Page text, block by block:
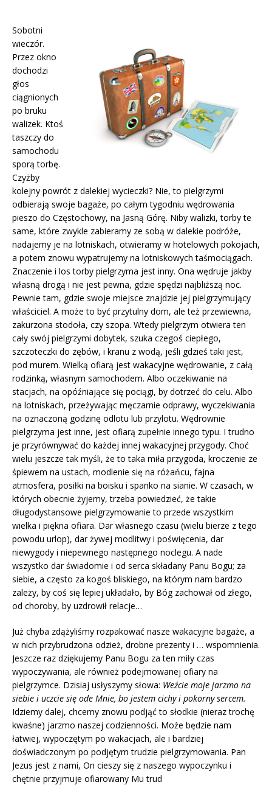
Sobotni
wieczór.
Przez okno
dochodzi
głos
ciągnionych
po bruku
walizek. Ktoś
taszczy do
samochodu
sporą torbę.
Czyżby
kolejny powrót z dalekiej wycieczki? Nie, to pielgrzymi
odbierają swoje bagaże, po całym tygodniu wędrowania
pieszo do Częstochowy, na Jasną Górę. Niby walizki, torby te
same, które zwykle zabieramy ze sobą w dalekie podróże,
nadajemy je na lotniskach, otwieramy w hotelowych pokojach,
a potem znowu wypatrujemy na lotniskowych taśmociągach.
Znaczenie i los torby pielgrzyma jest inny. Ona wędruje jakby
własną drogą i nie jest pewna, gdzie spędzi najbliższą noc.
Pewnie tam, gdzie swoje miejsce znajdzie jej pielgrzymujący
właściciel. A może to być przytulny dom, ale też przewiewna,
zakurzona stodoła, czy szopa. Wtedy pielgrzym otwiera ten
cały swój pielgrzymi dobytek, szuka czegoś ciepłego,
szczoteczki do zębów, i kranu z wodą, jeśli gdzieś taki jest,
pod murem. Wielką ofiarą jest wakacyjne wędrowanie, z całą
rodzinką, własnym samochodem. Albo oczekiwanie na
stacjach, na opóźniające się pociągi, by dotrzeć do celu. Albo
na lotniskach, przeżywając męczarnie odprawy, wyczekiwania
na oznaczoną godzinę odlotu lub przylotu. Wędrownie
pielgrzyma jest inne, jest ofiarą zupełnie innego typu. I trudno
je przyrównywać do każdej innej wakacyjnej przygody. Choć
wielu jeszcze tak myśli, że to taka miła przygoda, kroczenie ze
śpiewem na ustach, modlenie się na różańcu, fajna
atmosfera, posiłki na boisku i spanko na sianie. W czasach, w
których obecnie żyjemy, trzeba powiedzieć, że takie
długodystansowe pielgrzymowanie to przede wszystkim
wielka i piękna ofiara. Dar własnego czasu (wielu bierze z tego
powodu urlop), dar żywej modlitwy i poświęcenia, dar
niewygody i niepewnego następnego noclegu. A nade
wszystko dar świadomie i od serca składany Panu Bogu; za
siebie, a często za kogoś bliskiego, na którym nam bardzo
zależy, by coś się lepiej układało, by Bóg zachował od złego,
od choroby, by uzdrowił relacje…
Już chyba zdążyliśmy rozpakować nasze wakacyjne bagaże, a
w nich przybrudzona odzież, drobne prezenty i … wspomnienia.
Jeszcze raz dziękujemy Panu Bogu za ten miły czas
wypoczywania, ale również podejmowanej ofiary na
pielgrzymce. Dzisiaj usłyszymy słowa: Weźcie moje jarzmo na
siebie i uczcie się ode Mnie, bo jestem cichy i pokorny sercem.
Idziemy dalej, chcemy znowu podjąć to słodkie (nieraz trochę
kwaśne) jarzmo naszej codzienności. Może będzie nam
łatwiej, wypoczętym po wakacjach, ale i bardziej
doświadczonym po podjętym trudzie pielgrzymowania. Pan
Jezus jest z nami, On cieszy się z naszego wypoczynku i
chętnie przyjmuje ofiarowany Mu trud